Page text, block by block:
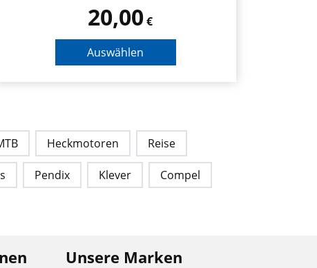
20,00€
Auswählen
Heckmotoren Reise
Pendix Klever Compel
Unsere Marken